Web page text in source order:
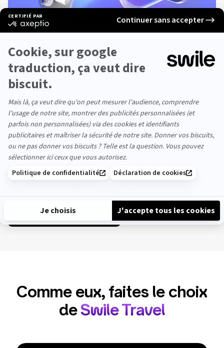
Garantissez la sécurité
vos collaborateurs
De l'implémentation au voyage, on s'occupe de tout.
Notre service client est disponible 24/7, toujours là
pour vos équipes, même dans les moments
imprévus.
Grâce à la plateforme, vous gardez une vision claire de
toutes les réservations de votre entreprise.
En cas de problème, vous pouvez accéder aux
Essayer Swile Travel
Comme eux, faites le choix
deSwile Travel